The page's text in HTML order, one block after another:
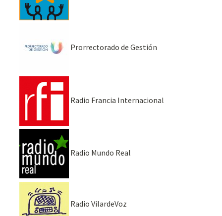
Prorrectorado de Gestión
Radio Francia Internacional
Radio Mundo Real
Radio VilardeVoz